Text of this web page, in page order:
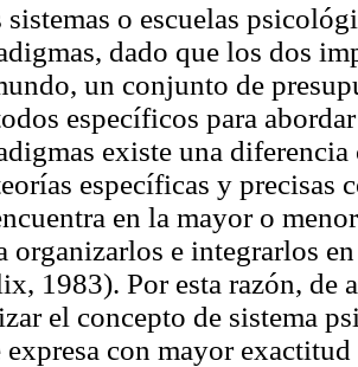
sistemas o escuelas
dado que los dos
un conjunto de
específicos para
existe una
específicas y precisas
en la mayor o
organizarlos e integrarlos
1983). Por esta razón, de
el concepto de sistema
expresa con mayor